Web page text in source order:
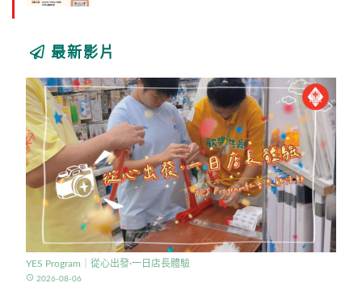
最新影片
YES Program｜從心出發·一日店長體驗
access_time 2026-08-06